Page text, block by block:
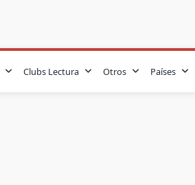
Clubs Lectura Otros Países